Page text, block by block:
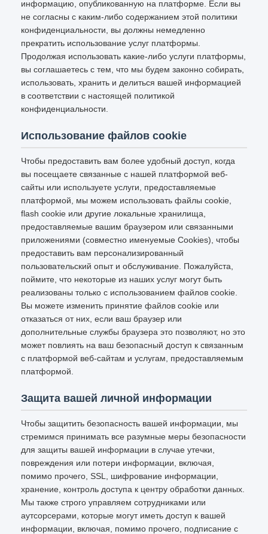
информацию, опубликованную на платформе. Если вы
не согласны с каким-либо содержанием этой политики
конфиденциальности, вы должны немедленно
прекратить использование услуг платформы.
Продолжая использовать какие-либо услуги платформы,
вы соглашаетесь с тем, что мы будем законно собирать,
использовать, хранить и делиться вашей информацией
в соответствии с настоящей политикой
конфиденциальности.
Использование файлов cookie
Чтобы предоставить вам более удобный доступ, когда
вы посещаете связанные с нашей платформой веб-
сайты или используете услуги, предоставляемые
платформой, мы можем использовать файлы cookie,
flash cookie или другие локальные хранилища,
предоставляемые вашим браузером или связанными
приложениями (совместно именуемые Cookies), чтобы
предоставить вам персонализированный
пользовательский опыт и обслуживание. Пожалуйста,
поймите, что некоторые из наших услуг могут быть
реализованы только с использованием файлов cookie.
Вы можете изменить принятие файлов cookie или
отказаться от них, если ваш браузер или
дополнительные службы браузера это позволяют, но это
может повлиять на ваш безопасный доступ к связанным
с платформой веб-сайтам и услугам, предоставляемым
платформой.
Защита вашей личной информации
Чтобы защитить безопасность вашей информации, мы
стремимся принимать все разумные меры безопасности
для защиты вашей информации в случае утечки,
повреждения или потери информации, включая,
помимо прочего, SSL, шифрование информации,
хранение, контроль доступа к центру обработки данных.
Мы также строго управляем сотрудниками или
аутсорсерами, которые могут иметь доступ к вашей
информации, включая, помимо прочего, подписание с